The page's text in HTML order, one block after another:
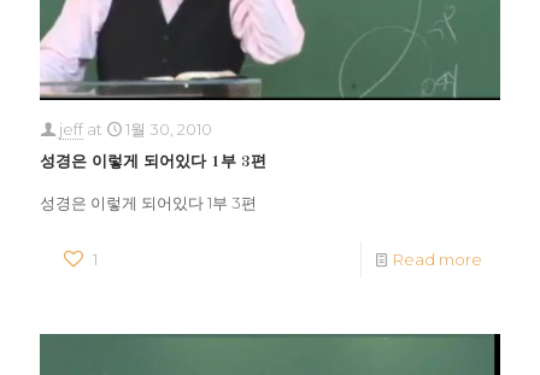
jeff at 1월 30, 2010
성경은 이렇게 되어있다 1부 3편
성경은 이렇게 되어있다 1부 3편
1 Read more